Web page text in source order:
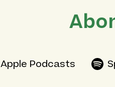
Apple Podcasts